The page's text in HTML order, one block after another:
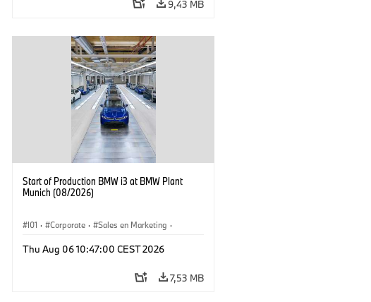
9,43 MB
Start of Production BMW i3 at BMW Plant
Munich (08/2026)
I01 · Corporate · Sales en Marketing ·
Thu Aug 06 10:47:00 CEST 2026
7,53 MB